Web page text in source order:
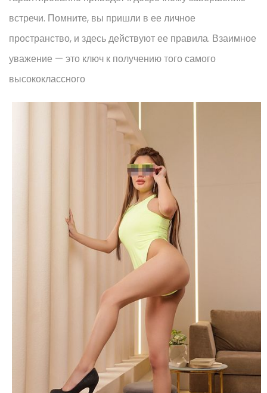
встречи. Помните, вы пришли в ее личное
пространство, и здесь действуют ее правила. Взаимное
уважение — это ключ к получению того самого
высококлассного